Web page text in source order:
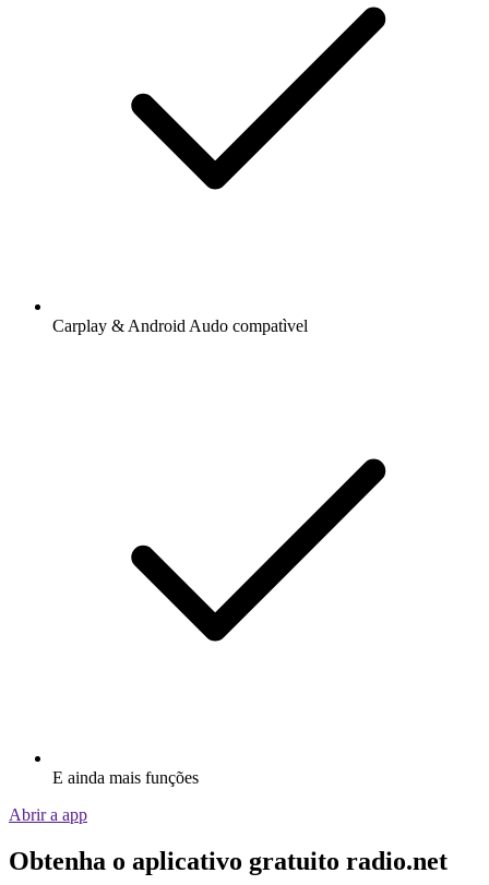
Carplay & Android Audo compatìvel
E ainda mais funções
Abrir a app
Obtenha o aplicativo gratuito radio.net